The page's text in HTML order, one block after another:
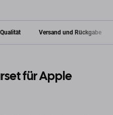
Qualität Versand und Rückgabe
für Apple